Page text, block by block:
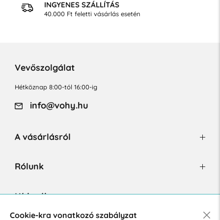
INGYENES SZÁLLÍTÁS
40.000 Ft feletti vásárlás esetén
Vevőszolgálat
Hétköznap 8:00-tól 16:00-ig
info@vohy.hu
A vásárlásról
Rólunk
Hírlevél
Cookie-kra vonatkozó szabályzat